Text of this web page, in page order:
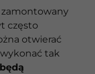
często
otwierać
tak